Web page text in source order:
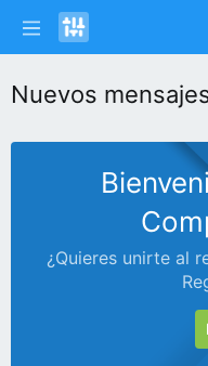
Nuevos
¿Quieres unirte al